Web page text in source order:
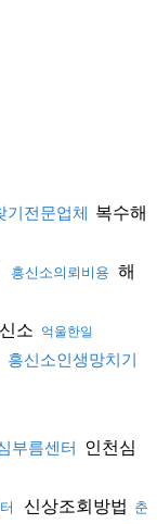
기전문업체
복수해
흥신소의뢰비용 해
소 억울한일
흥신소인생망치기
부름센터
인천심
신상조회방법 춘